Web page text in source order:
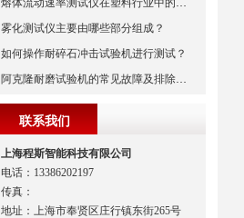
熔体流动速率测试仪在塑料行业中的应用
雾化测试仪主要由哪些部分组成？
如何操作耐碎石冲击试验机进行测试？
阿克隆耐磨试验机的常见故障及排除方法
联系我们
上海程斯智能科技有限公司
电话：13386202197
传真：
地址：上海市奉贤区庄行镇东街265号